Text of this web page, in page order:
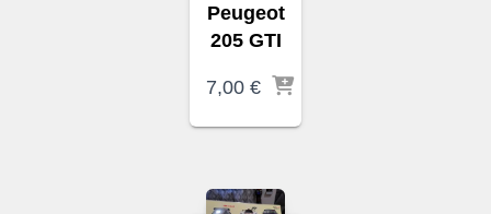
Peugeot
205 GTI
7,00 €